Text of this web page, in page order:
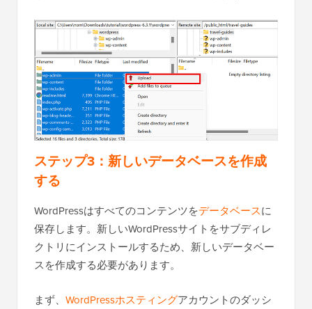
ステップ3：新しいデータベースを作成
する
WordPressはすべてのコンテンツをデータベースに
保存します。新しいWordPressサイトをサブディレ
クトリにインストールするため、新しいデータベー
スを作成する必要があります。
まず、 WordPressホスティングアカウントのダッシ